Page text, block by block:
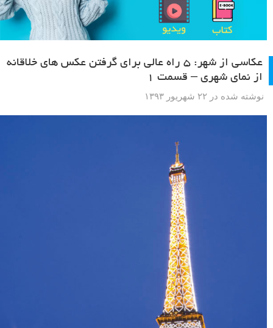
عکاسی از شهر: ۵ راه عالی برای گرفتن عکس های خلاقانه
از نمای شهری – قسمت ۱
نوشته شده در ۲۲ شهریور ۱۳۹۳